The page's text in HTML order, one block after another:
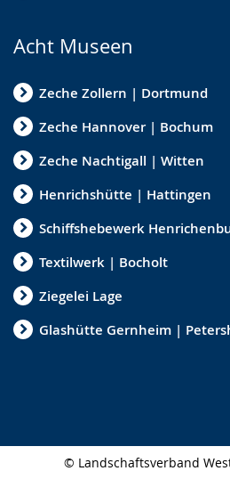
Acht Museen
Zeche Zollern | Dortmund
Zeche Hannover | Bochum
Zeche Nachtigall | Witten
Henrichshütte | Hattingen
Schiffshebewerk
Textilwerk | Bocholt
Ziegelei Lage
Glashütte Gernheim |
© Landschaftsverband